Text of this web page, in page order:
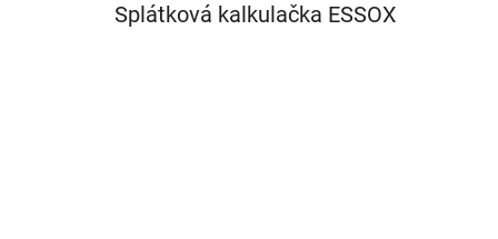
Splátková kalkulačka ESSOX